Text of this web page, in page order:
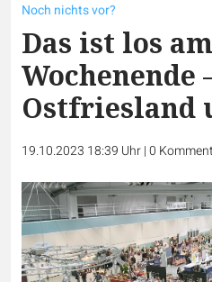
Noch nichts vor?
Das ist los am
Wochenende
Ostfriesland
19.10.2023 18:39 Uhr|0